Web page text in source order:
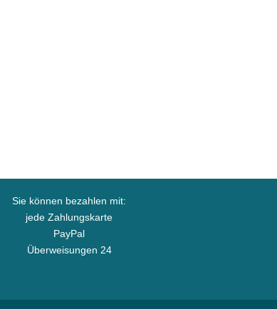
Sie können bezahlen mit:
jede Zahlungskarte
PayPal
Überweisungen 24